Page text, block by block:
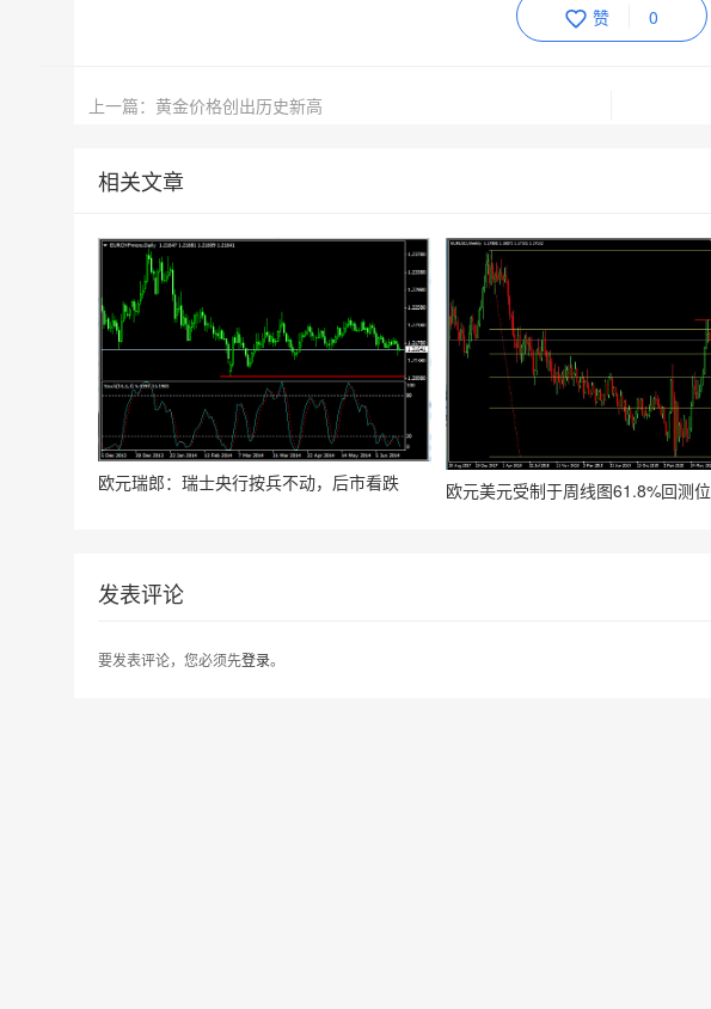
赞 0
上一篇：黄金价格创出历史新高
相关文章
欧元瑞郎：瑞士央行按兵不动，后市看跌 欧元美元受制于周线图61.8%回测位
发表评论
要发表评论，您必须先登录。